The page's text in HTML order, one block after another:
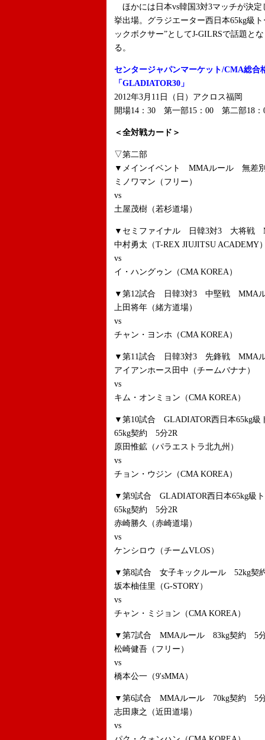
ほかには日本vs韓国3対3マッチが決
挙出場。グラジエーター西日本65kg級
ックボクサー”としてJ-GILRSで話題と
る。
センタージャパンマーケット/CMA総合
「GLADIATOR30」
2012年3月11日（日）アクロス福岡
開場14：30 第一部15：00 第二部18：
＜全対戦カード＞
▽第二部
▼メインイベント MMAルール 無差
ミノワマン（フリー）
vs
土屋茂樹（若杉道場）
▼セミファイナル 日韓3対3 大将戦
中村勇太（T-REX JIUJITSU ACADEMY
vs
イ・ハングゥン（CMA KOREA）
▼第12試合 日韓3対3 中堅戦 MMA
上田将年（緒方道場）
vs
チャン・ヨンホ（CMA KOREA）
▼第11試合 日韓3対3 先鋒戦 MMA
アイアンホース田中（チームバナナ）
vs
キム・オンミョン（CMA KOREA）
▼第10試合 GLADIATOR西日本
65kg契約 5分2R
原田惟鉱（パラエストラ北九州）
vs
チョン・ウジン（CMA KOREA）
▼第9試合 GLADIATOR西日本65kg
65kg契約 5分2R
赤崎勝久（赤崎道場）
vs
ケンシロウ（チームVLOS）
▼第8試合 女子キックルール 52kg契
坂本柚佳里（G-STORY）
vs
チャン・ミジョン（CMA KOREA）
▼第7試合 MMAルール 83kg契約 5
松崎健吾（フリー）
vs
橋本公一（9'sMMA）
▼第6試合 MMAルール 70kg契約 5
志田康之（近田道場）
vs